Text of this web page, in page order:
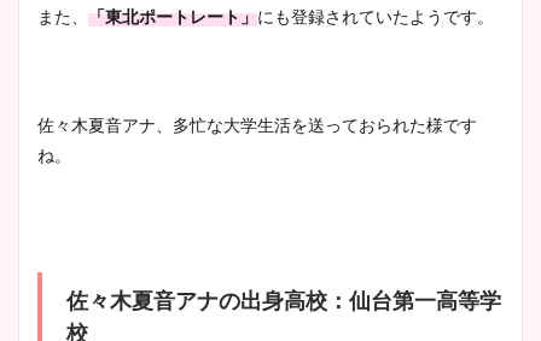
また、 「東北ポートレート」にも登録されていたようです。
佐々木夏音アナ、多忙な大学生活を送っておられた様です
ね。
佐々木夏音アナの出身高校：仙台第一高等学
校